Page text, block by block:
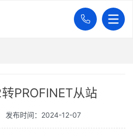
PROFINET从站
发布时间：2024-12-07